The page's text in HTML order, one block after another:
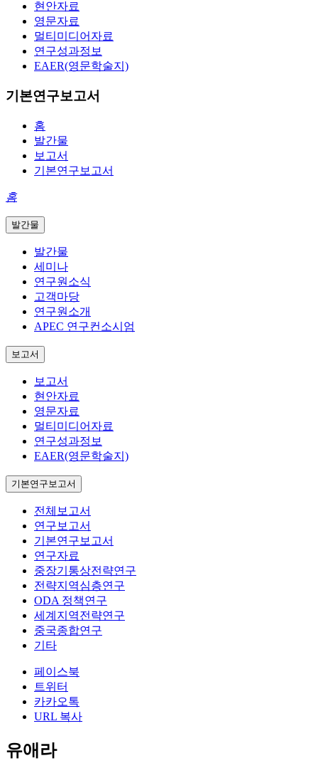
현안자료
영문자료
멀티미디어자료
연구성과정보
EAER(영문학술지)
기본연구보고서
홈
발간물
보고서
기본연구보고서
홈
발간물
발간물
세미나
연구원소식
고객마당
연구원소개
APEC 연구컨소시엄
보고서
보고서
현안자료
영문자료
멀티미디어자료
연구성과정보
EAER(영문학술지)
기본연구보고서
전체보고서
연구보고서
기본연구보고서
연구자료
중장기통상전략연구
전략지역심층연구
ODA 정책연구
세계지역전략연구
중국종합연구
기타
페이스북
트위터
카카오톡
URL 복사
유애라